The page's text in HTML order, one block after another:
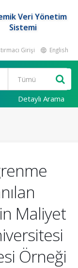
Veri Yönetim
Sistemi
Girişi English
Detaylı Arama
Maliyet
Örneği